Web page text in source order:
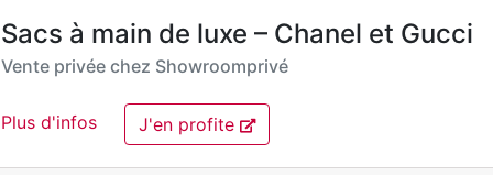
Sacs à main de luxe – Chanel et Gucci
Vente privée chez Showroomprivé
Plus d'infos J'en profite